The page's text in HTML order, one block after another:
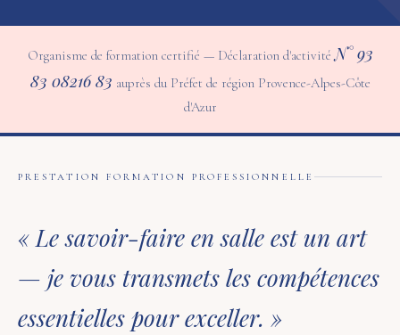
Organisme de formation certifié — Déclaration d'activitéN° 93
83 08216 83 auprès du Préfet de région Provence-Alpes-Côte
d'Azur
PRESTATION FORMATION PROFESSIONNELLE
« Le savoir-faire en salle est un art
— je vous transmets les compétences
essentielles pour exceller. »